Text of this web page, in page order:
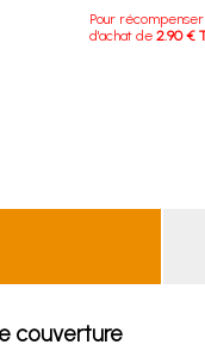
Pour
d'achat de2.90 €
couverture